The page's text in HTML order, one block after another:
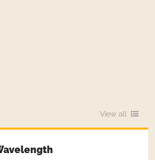
View all